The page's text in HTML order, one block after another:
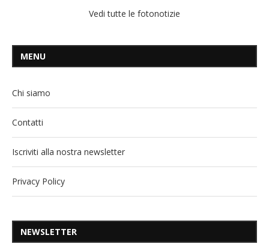
Vedi tutte le fotonotizie
MENU
Chi siamo
Contatti
Iscriviti alla nostra newsletter
Privacy Policy
NEWSLETTER